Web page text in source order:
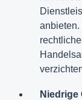
anbieten.